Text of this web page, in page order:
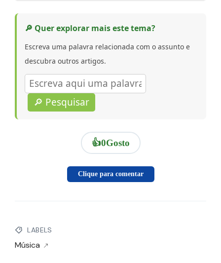
🔎 Quer explorar mais este tema?
Escreva uma palavra relacionada com o assunto e
descubra outros artigos.
🔎 Pesquisar
👍0Gosto
Clique para comentar
LABELS
Música